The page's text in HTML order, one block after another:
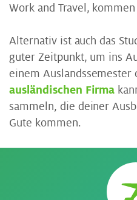
Work and Travel,
Alternativ ist auch das
guter Zeitpunkt, um ins
einem Auslandssemester
ausländischen Firma
sammeln, die deiner
Gute kommen.